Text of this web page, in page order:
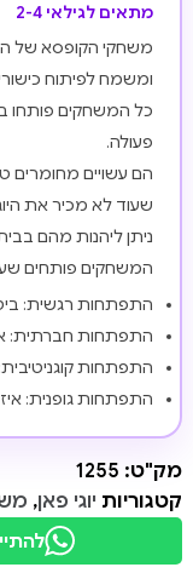
מתאים לגילאי 2-4
משחקי הקופסא של
ומשמח לפיתוח
כל המשחקים פותחו
פעולה.
הם עשויים מחומרים
שעוד לא מכיר את
ניתן ליהנות מהם
המשחקים פותחים
התפתחות רגשית:
התפתחות חברתית:
התפתחות קוגניטיבית:
התפתחות גופנית:
מק"ט: 1255
קטגוריות יוגי פאן,